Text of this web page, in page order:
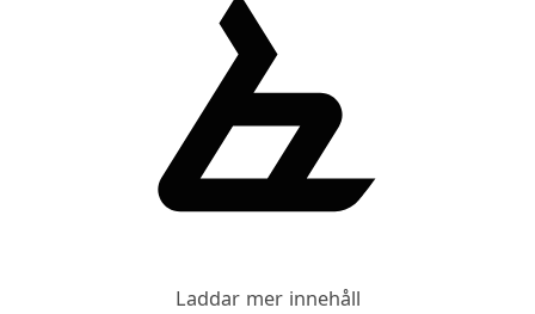
Laddar mer innehåll